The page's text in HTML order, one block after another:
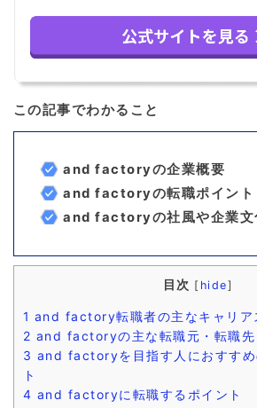
この記事でわかること
and factoryの企業概要
and factoryの転職ポイント
and factoryの社風や企業文
目次 [ hide]
1 and factory転職者の主なキャリア
2 and factoryの主な転職元・転職先
3 and factoryを目指す人におすすめ
ト
4 and factoryに転職するポイント